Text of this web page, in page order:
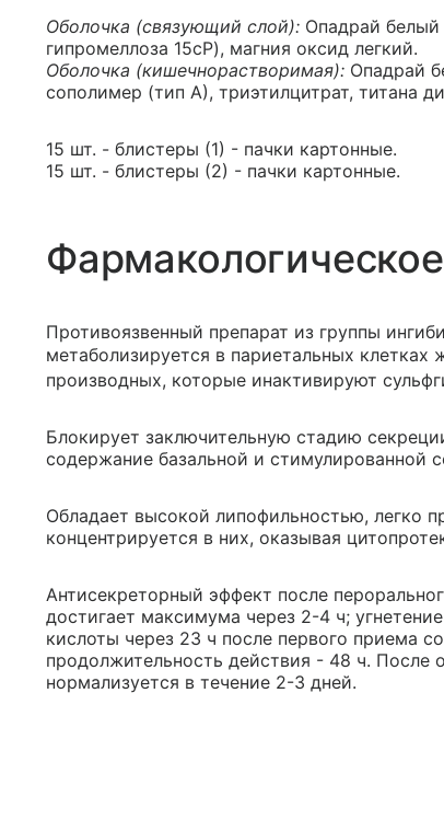
Оболочка (связующий слой): Опадрай белый
гипромеллоза 15cP), магния оксид легкий.
Оболочка (кишечнорастворимая): Опадрай
сополимер (тип А), триэтилцитрат, титана
15 шт. - блистеры (1) - пачки картонные.
15 шт. - блистеры (2) - пачки картонные.
Противоязвенный препарат из группы
метаболизируется в париетальных
производных, которые инактивируют
Блокирует заключительную стадию
содержание базальной и стимулированной
Обладает высокой липофильностью, легко
концентрируется в них, оказывая
Антисекреторный эффект после
достигает максимума через 2-4 ч;
кислоты через 23 ч после первого приема
продолжительность действия - 48 ч. После
нормализуется в течение 2-3 дней.